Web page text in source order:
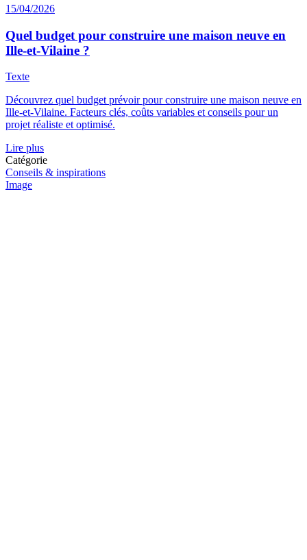
15/04/2026
Quel budget pour construire une maison neuve en
Ille-et-Vilaine ?
Texte
Découvrez quel budget prévoir pour construire une maison neuve en
Ille-et-Vilaine. Facteurs clés, coûts variables et conseils pour un
projet réaliste et optimisé.
Lire plus
Catégorie
Conseils & inspirations
Image